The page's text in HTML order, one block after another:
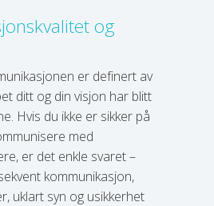
og
er definert av
ditt og din visjon har blitt
Hvis du ikke er sikker på
med
er det enkle svaret –
kommunikasjon,
uklart syn og usikkerhet